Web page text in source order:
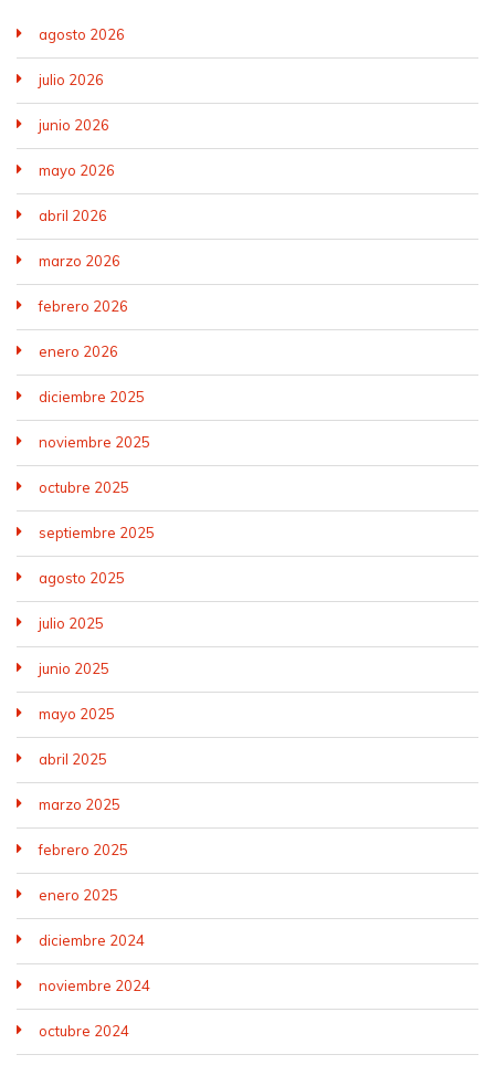
agosto 2026
julio 2026
junio 2026
mayo 2026
abril 2026
marzo 2026
febrero 2026
enero 2026
diciembre 2025
noviembre 2025
octubre 2025
septiembre 2025
agosto 2025
julio 2025
junio 2025
mayo 2025
abril 2025
marzo 2025
febrero 2025
enero 2025
diciembre 2024
noviembre 2024
octubre 2024